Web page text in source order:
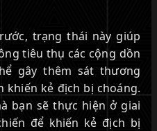
trạng thái này giúp
tiêu thụ các cộng dồn
gây thêm sát thương
khiến kẻ địch bị choáng.
bạn sẽ thực hiện ở giai
để khiến kẻ địch bị